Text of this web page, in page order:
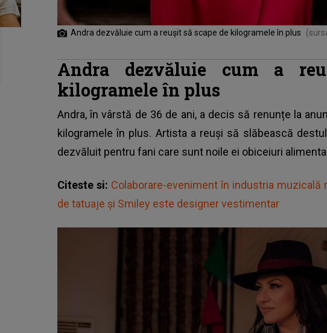
Andra dezvăluie cum a reușit să scape de kilogramele în plus
Andra dezvăluie cum a
kilogramele în plus
Andra, în vârstă de 36 de ani, a decis să renunțe la
kilogramele în plus. Artista a reuși să slăbească
dezvăluit pentru fani care sunt noile ei obiceiuri
Citeste si: Colaborare-eveniment în industria muzicală
de tatuaje și Smiley este designer vestimentar